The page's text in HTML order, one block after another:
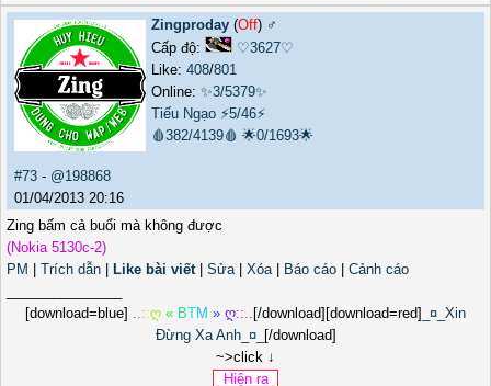
Zingproday (Off) ♂️
Cấp độ:
♡3627♡
Like: 408/801
Online: ✨3/5379✨
Tiếu Ngạo ⚡5/46⚡
🩸382/4139🩸 🌟0/1693🌟
#73 - @198868
01/04/2013 20:16
Zing bấm cả buổi mà không được
(Nokia 5130c-2)
PM
Trích dẫn Like bài viết| Sửa| Xóa| Báo cáo
Cảnh cáo
[download=blue] ..::ღ « BTM » ღ::.. [/download][download=red]
_¤_Xin
Đừng Xa Anh_¤_ [/download]
~>click ↓